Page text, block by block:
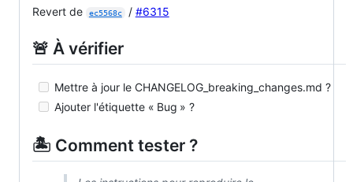
Revert de ec5568c / #6315
🚨 À vérifier
Mettre à jour le CHANGELOG_breaking_changes.md ?
Ajouter l'étiquette « Bug » ?
🏝️ Comment tester ?